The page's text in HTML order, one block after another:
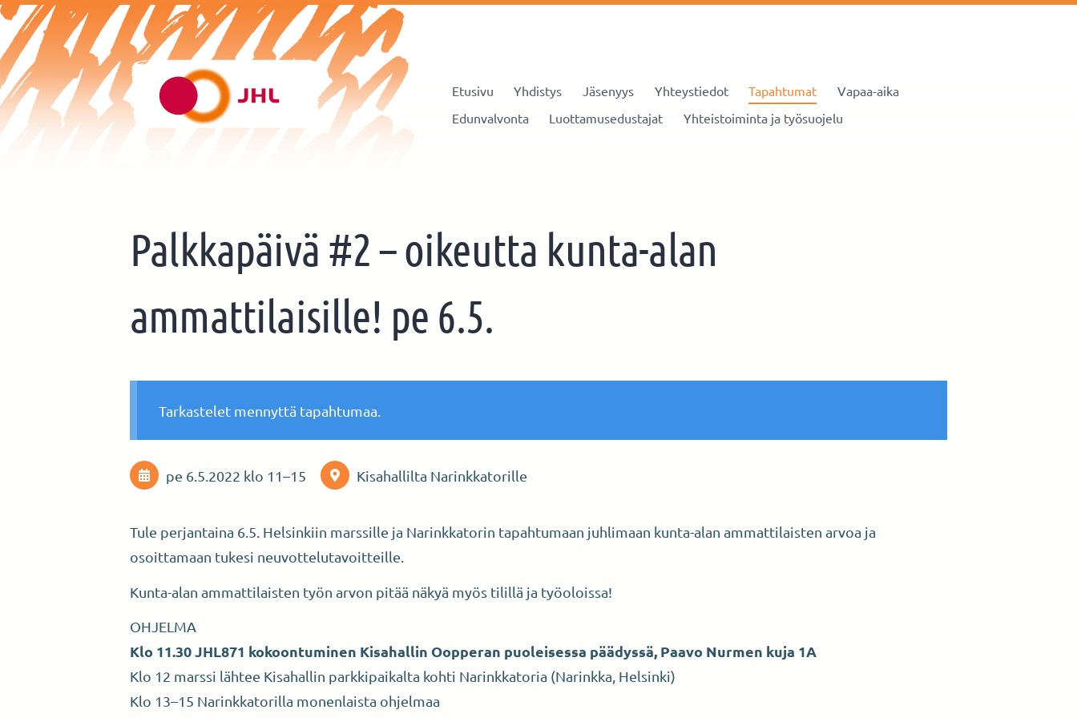
Siirry
sivun
sisältöön
Helsingin Kulttuurin ja vapaa-ajan toimialan henkilöstö JHL ry
Etusivu Yhdistys Jäsenyys Yhteystiedot Tapahtumat
Vapaa-aika
Edunvalvonta
Luottamusedustajat Yhteistoiminta ja työsuojelu
Palkkapäivä #2 – oikeutta kunta-alan
ammattilaisille! pe 6.5.
Tarkastelet mennyttä tapahtumaa.
pe 6.5.2022 klo 11–15 Kisahallilta Narinkkatorille
Tule perjantaina 6.5. Helsinkiin marssille ja Narinkkatorin tapahtumaan juhlimaan kunta-alan ammattilaisten arvoa ja
osoittamaan tukesi neuvottelutavoitteille.
Kunta-alan ammattilaisten työn arvon pitää näkyä myös tilillä ja työoloissa!
OHJELMA
Klo 11.30 JHL871 kokoontuminen Kisahallin Oopperan puoleisessa päädyssä, Paavo Nurmen kuja 1A
Klo 12 marssi lähtee Kisahallin parkkipaikalta kohti Narinkkatoria (Narinkka, Helsinki)
Klo 13–15 Narinkkatorilla monenlaista ohjelmaa